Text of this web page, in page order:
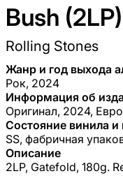
Bush
Rolling Stones
Жанр и год выхода
Рок, 2024
Информация об
Оригинал, 2024,
Состояние винила и
SS, фабричная
Описание
2LP, Gatefold, 180g.